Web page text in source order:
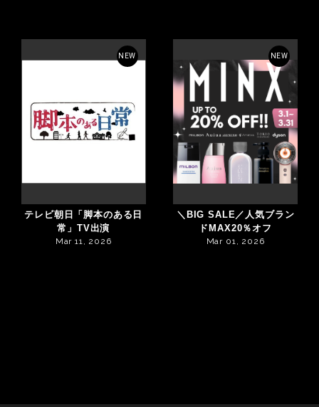
NEW
テレビ朝日「脚本のある日
常」TV出演
Mar 11, 2026
NEW
＼BIG SALE／人気ブラン
ドMAX20％オフ
Mar 01, 2026